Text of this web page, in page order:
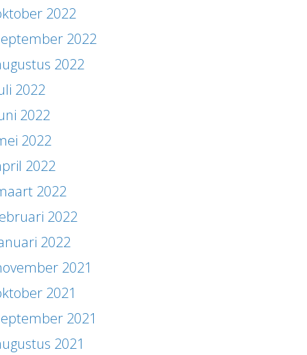
2022
2022
2022
2022
2022
2022
2022
2022
2022
2022
2021
2021
2021
2021